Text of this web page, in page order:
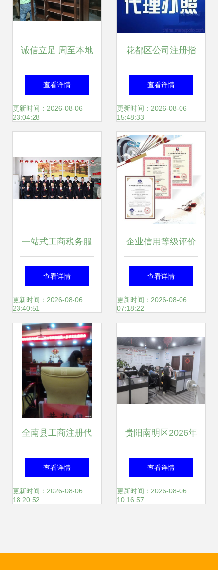
诚信立足 周至本地
搬家公司如何用诚
信服务赢得客户信
查看详情
更新时间：2026-08-06
23:04:28
花都区公司注册指
南 从花东物流到狮
岭皮革城的创业必
修课
查看详情
更新时间：2026-08-06
15:48:33
一站式工商税务服
务，助力企业轻松
起航
查看详情
更新时间：2026-08-06
23:40:51
企业信用等级评价
认证证书申报全流
程指南
查看详情
更新时间：2026-08-06
07:18:22
全南县工商注册代
办服务指南 高效开
启您的创业之路
查看详情
更新时间：2026-08-06
18:20:52
贵阳南明区2026年
热门财税咨询公司
全景解析与选型决
查看详情
更新时间：2026-08-06
10:16:57